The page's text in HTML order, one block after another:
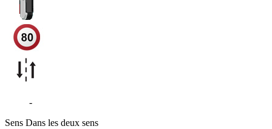
-
Sens Dans les deux sens